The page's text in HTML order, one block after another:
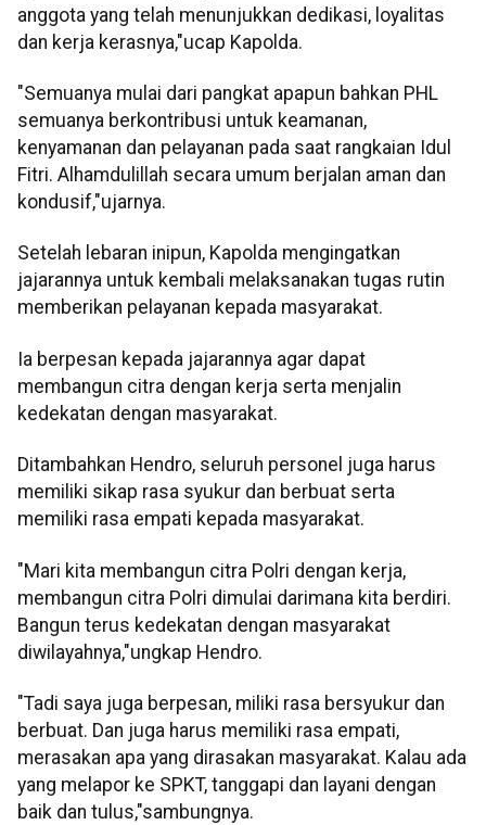
anggota yang telah menunjukkan dedikasi, loyalitas
dan kerja kerasnya,"ucap Kapolda.
"Semuanya mulai dari pangkat apapun bahkan PHL
semuanya berkontribusi untuk keamanan,
kenyamanan dan pelayanan pada saat rangkaian Idul
Fitri. Alhamdulillah secara umum berjalan aman dan
kondusif,"ujarnya.
Setelah lebaran inipun, Kapolda mengingatkan
jajarannya untuk kembali melaksanakan tugas rutin
memberikan pelayanan kepada masyarakat.
Ia berpesan kepada jajarannya agar dapat
membangun citra dengan kerja serta menjalin
kedekatan dengan masyarakat.
Ditambahkan Hendro, seluruh personel juga harus
memiliki sikap rasa syukur dan berbuat serta
memiliki rasa empati kepada masyarakat.
"Mari kita membangun citra Polri dengan kerja,
membangun citra Polri dimulai darimana kita berdiri.
Bangun terus kedekatan dengan masyarakat
diwilayahnya,"ungkap Hendro.
"Tadi saya juga berpesan, miliki rasa bersyukur dan
berbuat. Dan juga harus memiliki rasa empati,
merasakan apa yang dirasakan masyarakat. Kalau ada
yang melapor ke SPKT, tanggapi dan layani dengan
baik dan tulus,"sambungnya.